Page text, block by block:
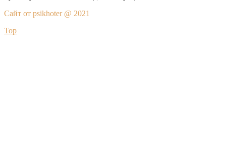
Сайт от psikhoter @ 2021
Top